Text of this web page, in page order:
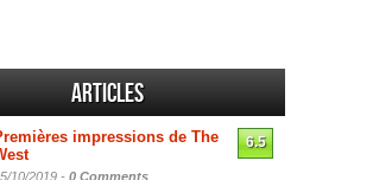
Articles
impressions de The
10/2019 - 0 Comments
6.5